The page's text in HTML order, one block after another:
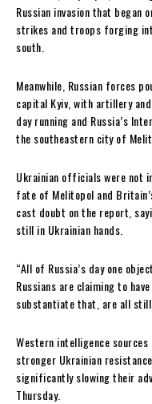
Russian invasion that began
strikes and troops forging
south.
Meanwhile, Russian forces
capital Kyiv, with artillery
day running and Russia’s
the southeastern city of
Ukrainian officials were not
fate of Melitopol and
cast doubt on the report,
still in Ukrainian hands.
“All of Russia’s day one
Russians are claiming to
substantiate that, are all still
Western intelligence
stronger Ukrainian
significantly slowing their
Thursday.